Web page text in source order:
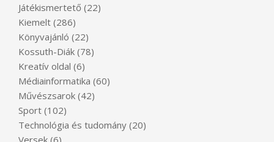
Játékismertető (22)
Kiemelt (286)
Könyvajánló (22)
Kossuth-Diák (78)
Kreatív oldal (6)
Médiainformatika (60)
Művészsarok (42)
Sport (102)
Technológia és tudomány (20)
Versek (6)